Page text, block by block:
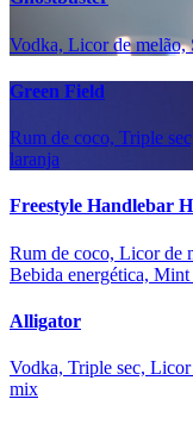
Vodka, Licor de melão,
Green Field
Rum de coco, Triple
laranja
Freestyle Handlebar
Rum de coco, Licor de
Bebida energética, Mint
Alligator
Vodka, Triple sec,
mix